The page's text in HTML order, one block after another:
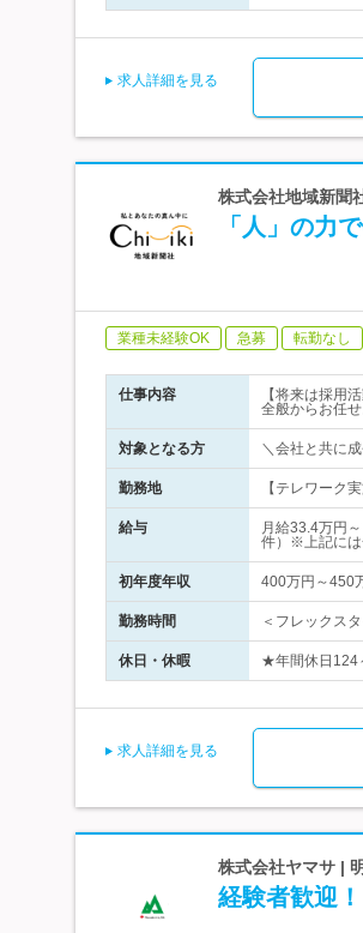
求人詳細を見る
株式会社地域新聞
「人」の力
業種未経験OK 急募 転勤なし
仕事内容
【将来は採用
全般からお任
対象となる方 ＼会社と共に
勤務地 【テレワーク
給与
月給33.4万円
件）※上記に
初年度年収 400万円～450
勤務時間 ＜フレックス
休日・休暇 ★年間休日124
求人詳細を見る
株式会社ヤマサ |
経験者歓迎